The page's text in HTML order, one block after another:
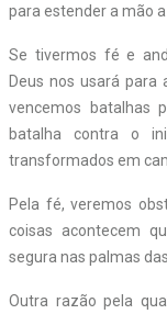
para estender a mão
Se tivermos fé e
Deus nos usará para
vencemos batalhas
batalha contra o
transformados em
Pela fé, veremos
coisas acontecem
segura nas palmas
Outra razão pela